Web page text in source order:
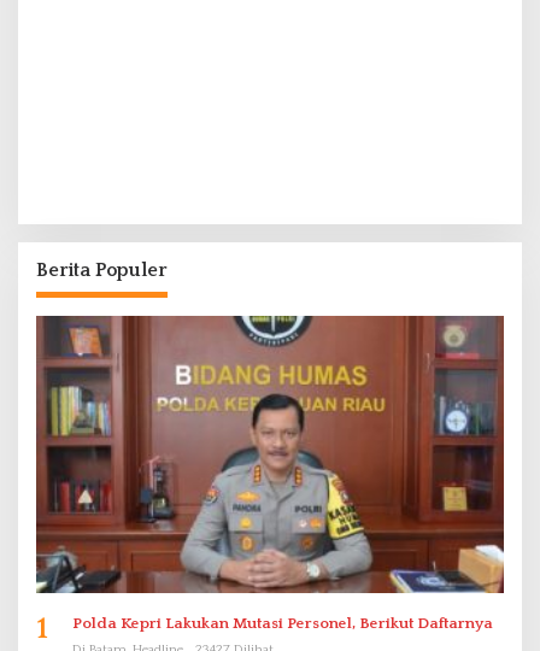
Berita Populer
1 Polda Kepri Lakukan Mutasi Personel, Berikut Daftarnya